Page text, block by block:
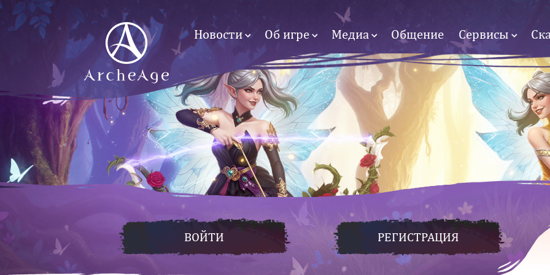
Новости Об игре Медиа Общение Сервисы
ВОЙТИ РЕГИСТРАЦИЯ